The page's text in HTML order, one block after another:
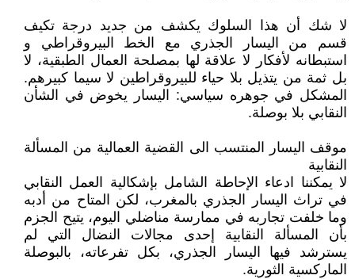
لا شك أن هذا السلوك يكشف من جديد درجة تكيف
قسم من اليسار الجذري مع الخط البيروقراطي و
استبطانه لأفكار لا علاقة لها بمصلحة العمال الطبقية، لا
بل ثمة من يتذيل بلا حياء للبيروقراطين لا سيما كبيرهم.
المشكل في جوهره سياسي: اليسار يخوض في الشأن
النقابي بلا بوصلة.
موقف اليسار المنتسب الى القضية العمالية من المسألة
النقابية
لا يمكننا ادعاء الإحاطة الشامل بإشكالية العمل النقابي
في تراث اليسار الجذري بالمغرب، لكن المتاح من أدبه
وما خلفت تجاربه في ممارسة مناضلي اليوم، يتيح الجزم
بأن المسألة النقابية إحدى مجالات النضال التي لم
يسترشد فيها اليسار الجذري، بكل تفرعاته، بالبوصلة
الماركسية الثورية.